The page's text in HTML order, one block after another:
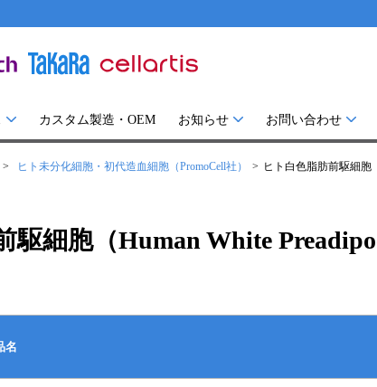
カスタム製造・OEM お知らせ お問い合わせ
ヒト未分化細胞・初代造血細胞（PromoCell社） ヒト白色脂肪前駆細胞
駆細胞（Human White
名